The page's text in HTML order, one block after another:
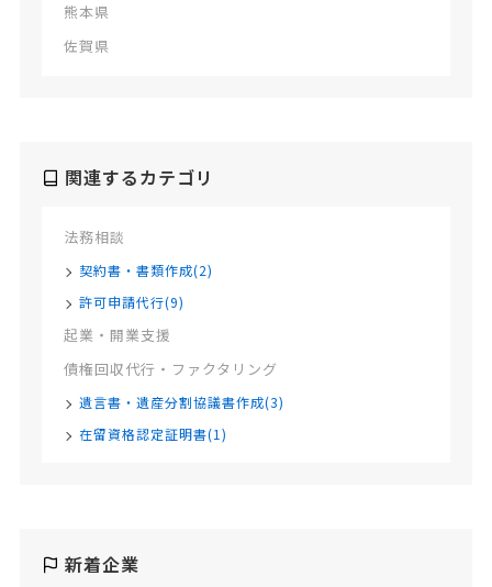
熊本県
佐賀県
関連するカテゴリ
法務相談
契約書・書類作成(2)
許可申請代行(9)
起業・開業支援
債権回収代行・ファクタリング
遺言書・遺産分割協議書作成(3)
在留資格認定証明書(1)
新着企業